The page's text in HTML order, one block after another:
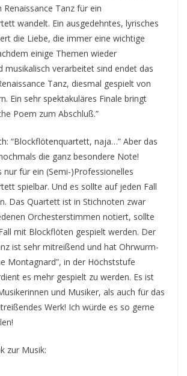
Renaissance Tanz für ein
wandelt. Ein ausgedehntes, lyrisches
die Liebe, die immer eine wichtige
einige Themen wieder
musikalisch verarbeitet sind endet das
Tanz, diesmal gespielt von
Ein sehr spektakuläres Finale bringt
Poem zum Abschluß.”
“Blockflötenquartett, naja…” Aber das
die ganz besondere Note!
nur für ein (Semi-)Professionelles
spielbar. Und es sollte auf jeden Fall
Das Quartett ist in Stichnoten zwar
Orchesterstimmen notiert, sollte
mit Blockflöten gespielt werden. Der
ist sehr mitreißend und hat Ohrwurm-
Montagnard”, in der Höchststufe
es mehr gespielt zu werden. Es ist
und Musiker, als auch für das
Werk! Ich würde es so gerne
zur Musik: